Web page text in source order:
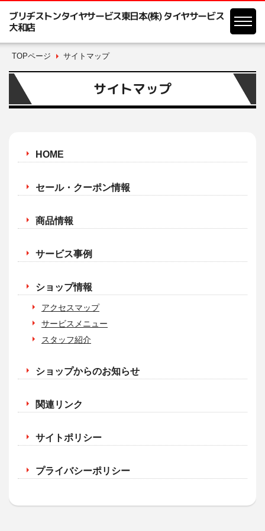
ブリヂストンタイヤサービス東日本(株) タイヤサービス
大和店
TOPページ サイトマップ
サイトマップ
HOME
セール・クーポン情報
商品情報
サービス事例
ショップ情報
アクセスマップ
サービスメニュー
スタッフ紹介
ショップからのお知らせ
関連リンク
サイトポリシー
プライバシーポリシー